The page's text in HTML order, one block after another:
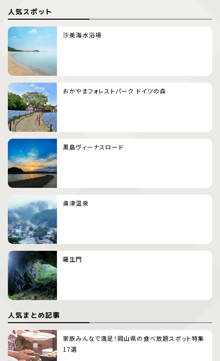
人気スポット
沙美海水浴場
おかやまフォレストパーク ドイツの森
黒島ヴィーナスロード
奥津温泉
羅生門
人気まとめ記事
家族みんなで満足！岡山県の食べ放題スポット特集
17選